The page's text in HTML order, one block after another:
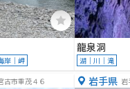
岸｜岬
龍泉洞
湖｜川｜滝
古市重茂４６ 岩手県